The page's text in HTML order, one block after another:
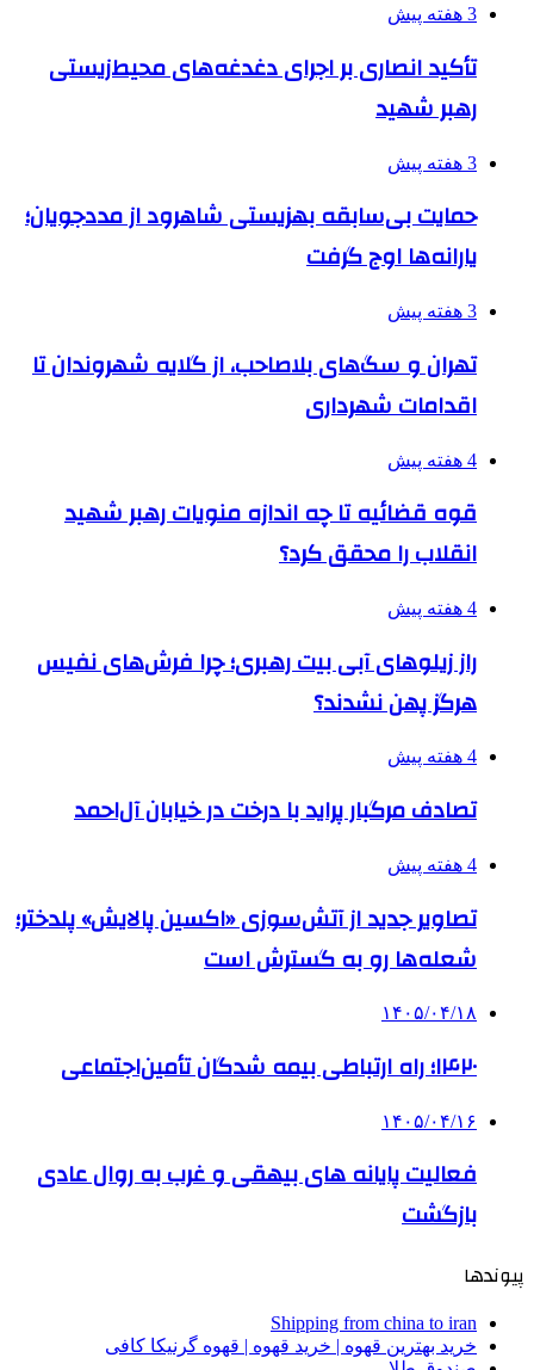
3 هفته پیش
تأکید انصاری بر اجرای دغدغه‌های محیط‌زیستی
رهبر شهید
3 هفته پیش
حمایت بی‌سابقه بهزیستی شاهرود از مددجویان؛
یارانه‌ها اوج گرفت
3 هفته پیش
تهران و سگ‌های بلاصاحب، از گلایه شهروندان تا
اقدامات شهرداری
4 هفته پیش
قوه قضائیه تا چه اندازه منویات رهبر شهید
انقلاب را محقق کرد؟
4 هفته پیش
راز زیلوهای آبی بیت رهبری؛ چرا فرش‌های نفیس
هرگز پهن نشدند؟
4 هفته پیش
تصادف مرگبار پراید با درخت در خیابان آل‌احمد
4 هفته پیش
تصاویر جدید از آتش‌سوزی «اکسین پالایش» پلدختر؛
شعله‌ها رو به گسترش است
۱۴۰۵/۰۴/۱۸
۱۴۲۰؛ راه ارتباطی بیمه شدگان تأمین‌اجتماعی
۱۴۰۵/۰۴/۱۶
فعالیت پایانه های بیهقی و غرب به روال عادی
بازگشت
پیوندها
Shipping from china to iran
خرید بهترین قهوه | خرید قهوه | قهوه گرنیکا کافی